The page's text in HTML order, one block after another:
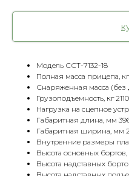
Модель ССТ-7132-18
Полная масса прицепа,
Снаряженная масса (без
Грузоподъемность, кг 2110
Нагрузка на сцепное
Габаритная длина, мм
Габаритная ширина, мм
Внутренние размеры
Высота основных
Высота надставных